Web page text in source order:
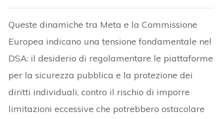
Queste dinamiche tra Meta e la Commissione
Europea indicano una tensione fondamentale nel
DSA: il desiderio di regolamentare le piattaforme
per la sicurezza pubblica e la protezione dei
diritti individuali, contro il rischio di imporre
limitazioni eccessive che potrebbero ostacolare